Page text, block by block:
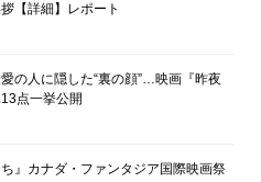
【詳細】レポート
の人に隠した“裏の顔”…映画『昨夜
点一挙公開
』カナダ・ファンタジア国際映画祭